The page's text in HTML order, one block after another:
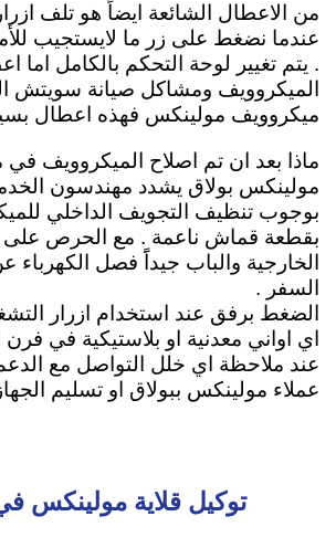
من الاعطال الشائعة ايضاً هو تلف
عندما نضغط على زر ما لايستجيب
. يتم تغيير لوحة التحكم بالكامل اما
الميكروويف ومشاكل صيانة سويتش
ميكروويف مولينكس فهذه اعطال
ماذا بعد ان تم اصلاح الميكروويف في
مولينكس بولاق يشدد مهندسون
بوجوب تنظيف التجويف الداخلي
بقطعة قماش ناعمة . مع الحرص
الخارجية والباب جيداًَ فصل الكهرباء
السفر .
الضغط برفق عند استخدام ازرار
اي اواني معدنية او بلاستيكية في
عند ملاحظة اي خلل التواصل مع
عملاء مولينكس ببولاق او تسليم
توكيل قلاية مولينكس